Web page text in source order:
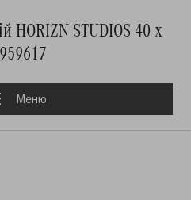
HORIZN STUDIOS 40 x
Меню